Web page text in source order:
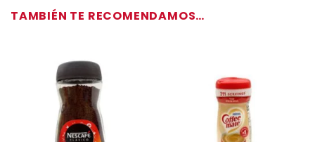
TAMBIÉN TE RECOMENDAMOS…